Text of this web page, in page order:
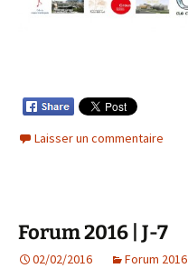
Laisser un commentaire
Forum 2016 | J-7
02/02/2016 Forum 2016